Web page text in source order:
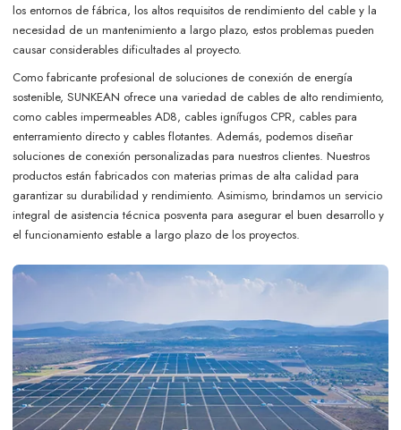
los entornos de fábrica, los altos requisitos de rendimiento del cable y la
necesidad de un mantenimiento a largo plazo, estos problemas pueden
causar considerables dificultades al proyecto.
Como fabricante profesional de soluciones de conexión de energía
sostenible, SUNKEAN ofrece una variedad de cables de alto rendimiento,
como cables impermeables AD8, cables ignífugos CPR, cables para
enterramiento directo y cables flotantes. Además, podemos diseñar
soluciones de conexión personalizadas para nuestros clientes. Nuestros
productos están fabricados con materias primas de alta calidad para
garantizar su durabilidad y rendimiento. Asimismo, brindamos un servicio
integral de asistencia técnica posventa para asegurar el buen desarrollo y
el funcionamiento estable a largo plazo de los proyectos.